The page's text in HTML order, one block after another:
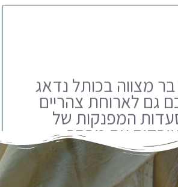
מצווה בכותל נדאג
גם לארוחת צהריים
המפנקות של
עובדים עם מבחר
לבחור מבניהם.